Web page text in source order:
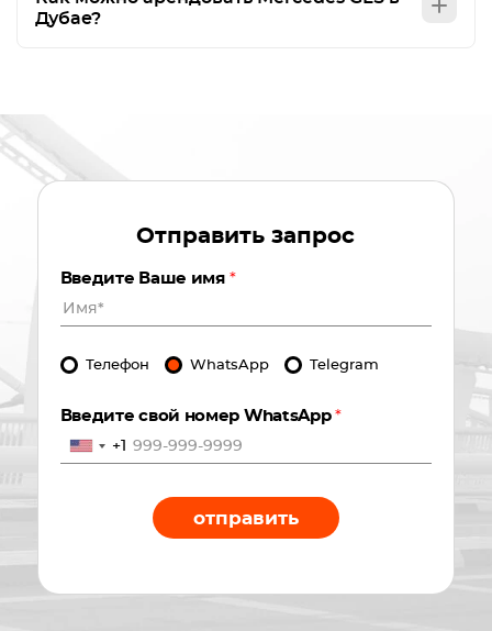
Дубае?
Отправить запрос
Введите Ваше имя *
Телефон WhatsApp Telegram
Введите свой номер WhatsApp*
+1
отправить